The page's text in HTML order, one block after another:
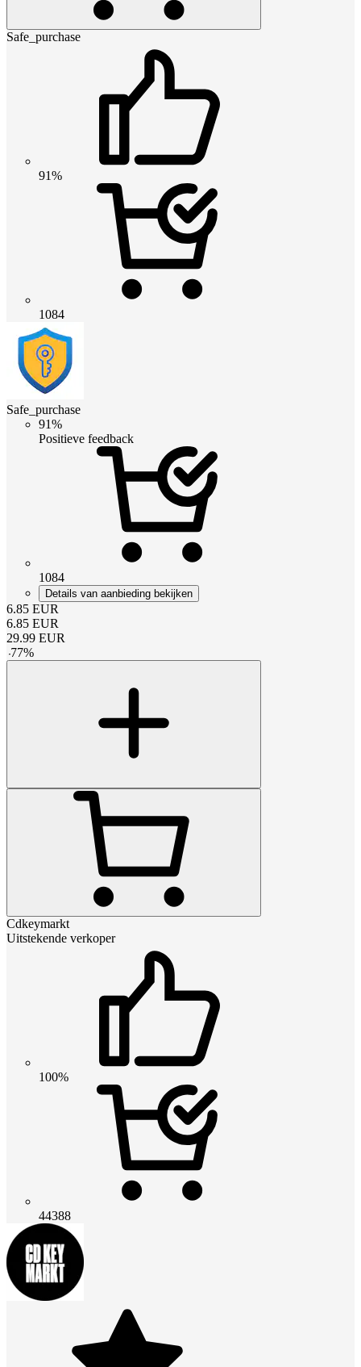
Safe_purchase
91%
1084
Safe_purchase
91%
Positieve feedback
1084
Details van aanbieding bekijken
6.85 EUR
6.85 EUR
29.99 EUR
-77%
Cdkeymarkt
Uitstekende verkoper
100%
44388